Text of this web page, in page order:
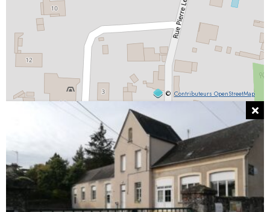
© Contributeurs OpenStreetMap